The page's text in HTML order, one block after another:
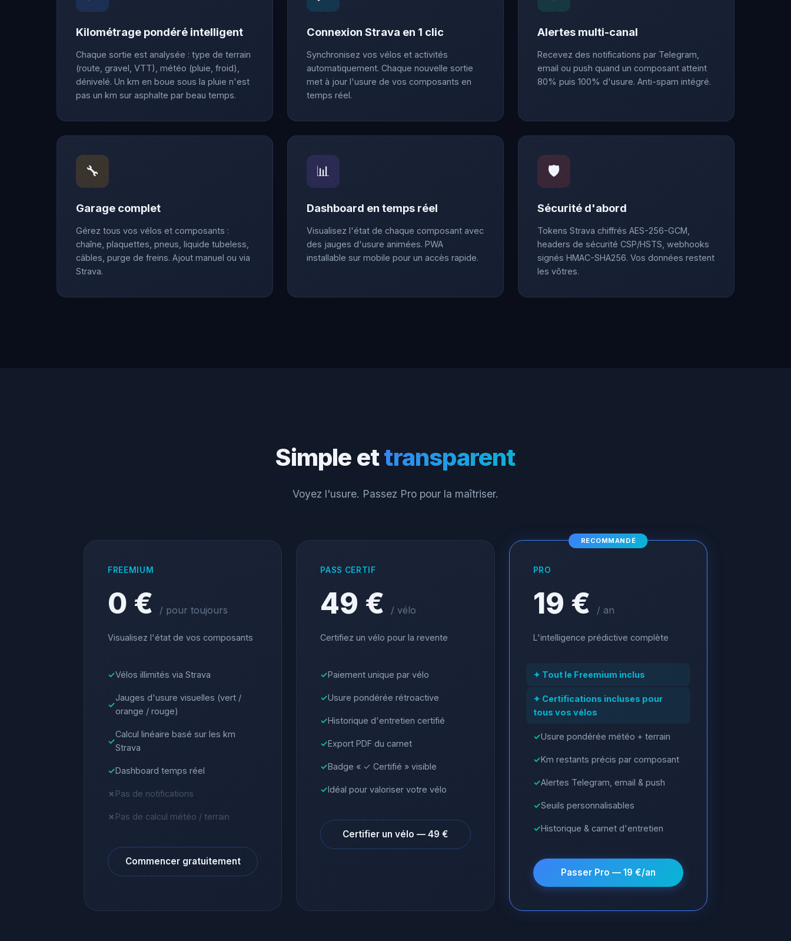
Kilométrage pondéré intelligent
Chaque sortie est analysée : type de terrain
(route, gravel, VTT), météo (pluie, froid),
dénivelé. Un km en boue sous la pluie n'est
pas un km sur asphalte par beau temps.
Connexion Strava en 1 clic
Synchronisez vos vélos et activités
automatiquement. Chaque nouvelle sortie
met à jour l'usure de vos composants en
temps réel.
Alertes multi-canal
Recevez des notifications par Telegram,
email ou push quand un composant atteint
80% puis 100% d'usure. Anti-spam intégré.
🔧
Garage complet
Gérez tous vos vélos et composants :
chaîne, plaquettes, pneus, liquide tubeless,
câbles, purge de freins. Ajout manuel ou via
Strava.
📊
Dashboard en temps réel
Visualisez l'état de chaque composant avec
des jauges d'usure animées. PWA
installable sur mobile pour un accès rapide.
🛡️
Sécurité d'abord
Tokens Strava chiffrés AES-256-GCM,
headers de sécurité CSP/HSTS, webhooks
signés HMAC-SHA256. Vos données restent
les vôtres.
Simple ettransparent
Voyez l'usure. Passez Pro pour la maîtriser.
FREEMIUM
0 € / pour toujours
Visualisez l'état de vos composants
Vélos illimités via Strava
Jauges d'usure visuelles (vert /
orange / rouge)
Calcul linéaire basé sur les km
Strava
Dashboard temps réel
Pas de notifications
Pas de calcul météo / terrain
Commencer gratuitement
PASS CERTIF
49 € / vélo
Certifiez un vélo pour la revente
Paiement unique par vélo
Usure pondérée rétroactive
Historique d'entretien certifié
Export PDF du carnet
Badge « ✓ Certifié » visible
Idéal pour valoriser votre vélo
Certifier un vélo — 49 €
RECOMMANDÉ
PRO
19 € / an
L'intelligence prédictive complète
✦ Tout le Freemium inclus
✦ Certifications incluses pour
tous vos vélos
Usure pondérée météo + terrain
Km restants précis par composant
Alertes Telegram, email & push
Seuils personnalisables
Historique & carnet d'entretien
Passer Pro — 19 €/an